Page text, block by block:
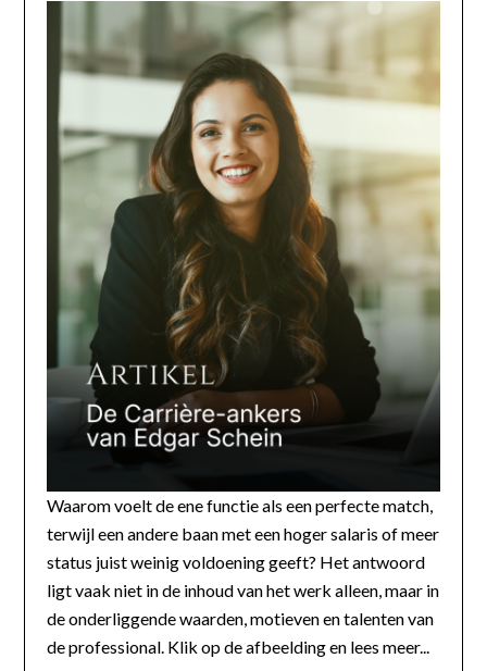
Waarom voelt de ene functie als een perfecte match,
terwijl een andere baan met een hoger salaris of meer
status juist weinig voldoening geeft? Het antwoord
ligt vaak niet in de inhoud van het werk alleen, maar in
de onderliggende waarden, motieven en talenten van
de professional. Klik op de afbeelding en lees meer...